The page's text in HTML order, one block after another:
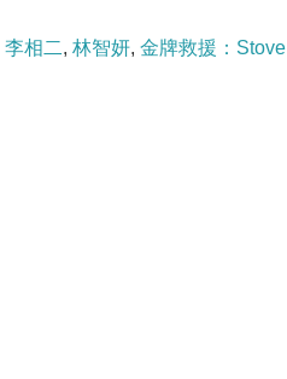
李相二, 林智妍, 金牌救援：Stove